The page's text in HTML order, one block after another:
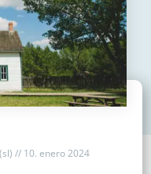
// 10. enero 2024